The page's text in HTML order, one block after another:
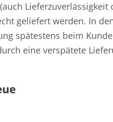
geliefert werden. In
spätestens beim
eine verspätete